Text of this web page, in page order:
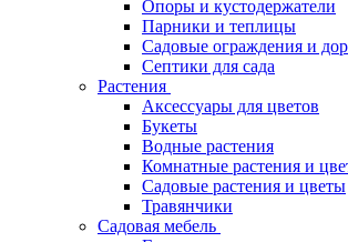
Опоры и кустодержатели
Парники и теплицы
Садовые ограждения и
Септики для сада
Растения
Аксессуары для цветов
Букеты
Водные растения
Комнатные растения и
Садовые растения и цветы
Травянчики
Садовая мебель